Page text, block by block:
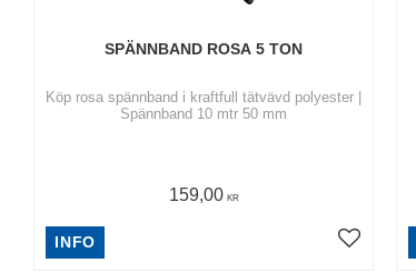
SPÄNNBAND ROSA 5 TON
Köp rosa spännband i kraftfull tätvävd polyester |
Spännband 10 mtr 50 mm
159,00 KR
INFO